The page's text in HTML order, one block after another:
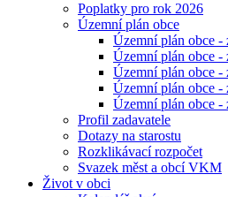
Poplatky pro rok 2026
Územní plán obce
Územní plán obce -
Územní plán obce -
Územní plán obce -
Územní plán obce -
Územní plán obce -
Profil zadavatele
Dotazy na starostu
Rozklikávací rozpočet
Svazek měst a obcí VKM
Život v obci